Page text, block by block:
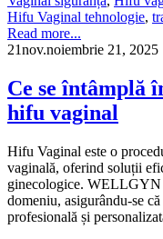
Hifu Vaginal tehnologie,
Read more...
21nov.noiembrie 21, 2025
Ce se întâmplă
hifu vaginal
Hifu Vaginal este o
vaginală, oferind soluții
ginecologice. WELLGYN
domeniu, asigurându-se
profesională și